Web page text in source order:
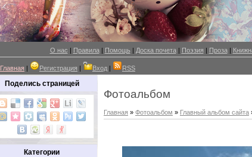
О нас | Правила| Помощь | Доска почета| Поэзия | Проза|
Главная | Регистрация | Вход | RSS
Поделись страницей
Категории
Фотоальбом
Главная » Фотоальбом » Главный альбом сайта